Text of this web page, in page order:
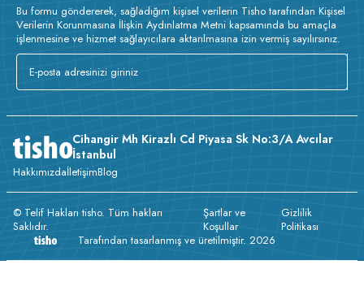
Bu formu göndererek, sağladığım kişisel verilerin Tisho tarafından Kişisel
Verilerin Korunmasına İlişkin Aydınlatma Metni kapsamında bu amaçla
işlenmesine ve hizmet sağlayıcılara aktarılmasına izin vermiş sayılırsınız.
Cihangir Mh Kirazlı Cd Piyasa Sk No:3/A Avcılar
İstanbul
HakkımızdaİletişimBlog
© Telif Hakları tisho. Tüm hakları
Saklıdır.
Şartlar ve
Koşullar
Gizlilik
Politikası
Tarafından tasarlanmış ve üretilmiştir. 2026